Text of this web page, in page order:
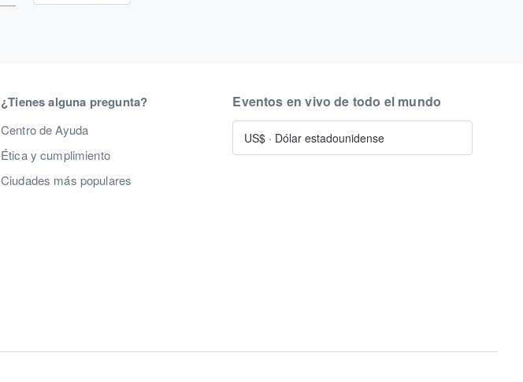
¿Tienes alguna pregunta?
Centro de Ayuda
Ética y cumplimiento
Ciudades más populares
Eventos en vivo de todo el mundo
US$ · Dólar estadounidense